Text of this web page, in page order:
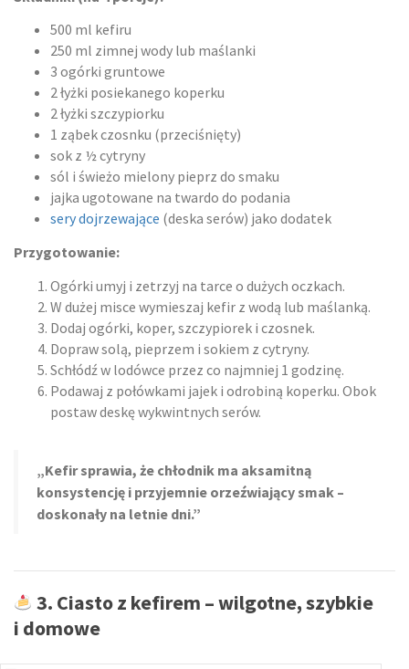
500 ml kefiru
250 ml zimnej wody lub maślanki
3 ogórki gruntowe
2 łyżki posiekanego koperku
2 łyżki szczypiorku
1 ząbek czosnku (przeciśnięty)
sok z ½ cytryny
sól i świeżo mielony pieprz do smaku
jajka ugotowane na twardo do podania
sery dojrzewające (deska serów) jako dodatek
Przygotowanie:
Ogórki umyj i zetrzyj na tarce o dużych oczkach.
W dużej misce wymieszaj kefir z wodą lub maślanką.
Dodaj ogórki, koper, szczypiorek i czosnek.
Dopraw solą, pieprzem i sokiem z cytryny.
Schłódź w lodówce przez co najmniej 1 godzinę.
Podawaj z połówkami jajek i odrobiną koperku. Obok
postaw deskę wykwintnych serów.
„Kefir sprawia, że chłodnik ma aksamitną
konsystencję i przyjemnie orzeźwiający smak –
doskonały na letnie dni.”
3. Ciasto z kefirem – wilgotne, szybkie
i domowe